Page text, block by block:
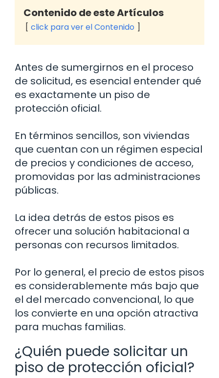
Contenido de este Artículos
click para ver el Contenido
Antes de sumergirnos en el proceso
de solicitud, es esencial entender qué
es exactamente un piso de
protección oficial.
En términos sencillos, son viviendas
que cuentan con un régimen especial
de precios y condiciones de acceso,
promovidas por las administraciones
públicas.
La idea detrás de estos pisos es
ofrecer una solución habitacional a
personas con recursos limitados.
Por lo general, el precio de estos pisos
es considerablemente más bajo que
el del mercado convencional, lo que
los convierte en una opción atractiva
para muchas familias.
¿Quién puede solicitar un
piso de protección oficial?